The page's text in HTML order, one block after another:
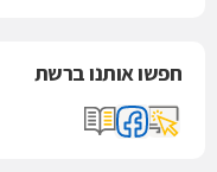
חפשו אותנו ברשת